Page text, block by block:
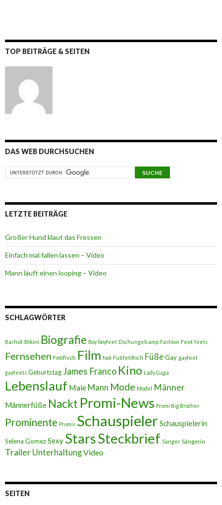
TOP BEITRÄGE & SEITEN
DAS WEB DURCHSUCHEN
LETZTE BEITRÄGE
Großer Hund klaut das Fressen
Einfach mal fallen lassen – Video
Mann läuft einen looping – Video
SCHLAGWÖRTER
Barfuß Bikini Biografie Boy boyfeet Dschungelcamp Fashion Feet feets
Fernsehen Fetifisch Film foot Fußfetifisch FüßeGay gayfeet
gayfeets Geburtstag James Franco Kino Lady Gaga
Lebenslauf Male Mann Mode Model Männer
Männerfüße Nackt Promi-News Promi Big Brother
Prominente Promis Schauspieler Schauspielerin
Selena GomezSexy StarsSteckbrief Sänger Sängerin
Trailer UnterhaltungVideo
SEITEN